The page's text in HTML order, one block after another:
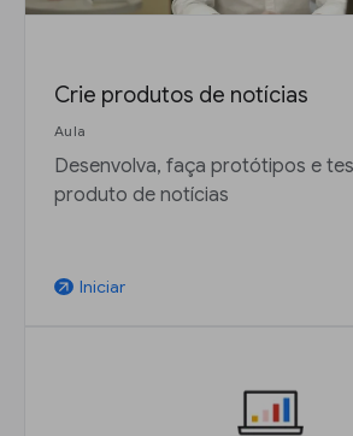
Crie produtos de notícias
Aula
Desenvolva, faça protótipos e
produto de notícias
arrow_outward Iniciar